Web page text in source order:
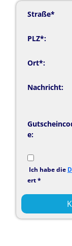
Straße*
PLZ*:
Ort*:
Nachricht:
e:
Ich habe die
ert *